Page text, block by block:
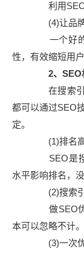
利用SEO
(4)让品牌
一个好的
性，有效缩短用
2、SEO
在搜索引
都可以通过SEO
定。
(1)排名高
SEO是搜
水平影响排名，
(2)搜索引
做SEO优
本可以忽略不计。
(3)一次优